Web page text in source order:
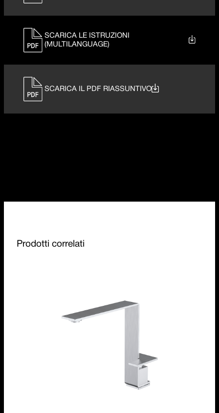
SCARICA LE ISTRUZIONI
(MULTILANGUAGE)
SCARICA IL PDF RIASSUNTIVO
Prodotti correlati